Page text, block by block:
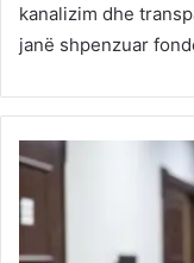
kanalizim dhe
janë shpenzuar